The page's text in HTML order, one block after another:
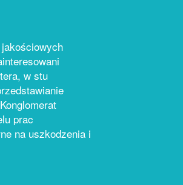
w stu
prac
na uszkodzenia i